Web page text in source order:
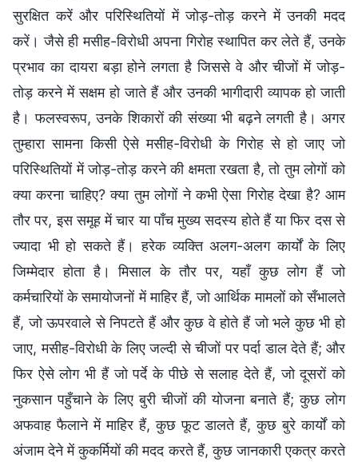
सुरक्षित करें और परिस्थितियों में जोड़-तोड़ करने में उनकी मदद
करें। जैसे ही मसीह-विरोधी अपना गिरोह स्थापित कर लेते हैं, उनके
प्रभाव का दायरा बड़ा होने लगता है जिससे वे और चीजों में जोड़-
तोड़ करने में सक्षम हो जाते हैं और उनकी भागीदारी व्यापक हो जाती
है। फलस्वरूप, उनके शिकारों की संख्या भी बढ़ने लगती है। अगर
तुम्हारा सामना किसी ऐसे मसीह-विरोधी के गिरोह से हो जाए जो
परिस्थितियों में जोड़-तोड़ करने की क्षमता रखता है, तो तुम लोगों को
क्या करना चाहिए? क्या तुम लोगों ने कभी ऐसा गिरोह देखा है? आम
तौर पर, इस समूह में चार या पाँच मुख्य सदस्य होते हैं या फिर दस से
ज्यादा भी हो सकते हैं। हरेक व्यक्ति अलग-अलग कार्यों के लिए
जिम्मेदार होता है। मिसाल के तौर पर, यहाँ कुछ लोग हैं जो
कर्मचारियों के समायोजनों में माहिर हैं, जो आर्थिक मामलों को सँभालते
हैं, जो ऊपरवाले से निपटते हैं और कुछ वे होते हैं जो भले कुछ भी हो
जाए, मसीह-विरोधी के लिए जल्दी से चीजों पर पर्दा डाल देते हैं; और
फिर ऐसे लोग भी हैं जो पर्दे के पीछे से सलाह देते हैं, जो दूसरों को
नुकसान पहुँचाने के लिए बुरी चीजों की योजना बनाते हैं; कुछ लोग
अफवाह फैलाने में माहिर हैं, कुछ फूट डालते हैं, कुछ बुरे कार्यों को
अंजाम देने में कुकर्मियों की मदद करते हैं, कुछ जानकारी एकत्र करते